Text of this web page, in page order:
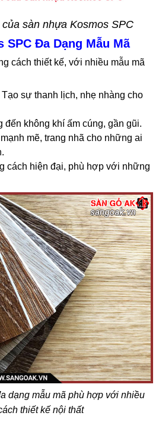
sàn nhựa Kosmos SPC
SPC Đa Dạng Mẫu Mã
cách thiết kế, với nhiều mẫu mã
Tạo sự thanh lịch, nhẹ nhàng cho
đến không khí ấm cúng, gần gũi.
mẽ, trang nhã cho những ai
cách hiện đại, phù hợp với những
dạng mẫu mã phù hợp với nhiều
thiết kế nội thất